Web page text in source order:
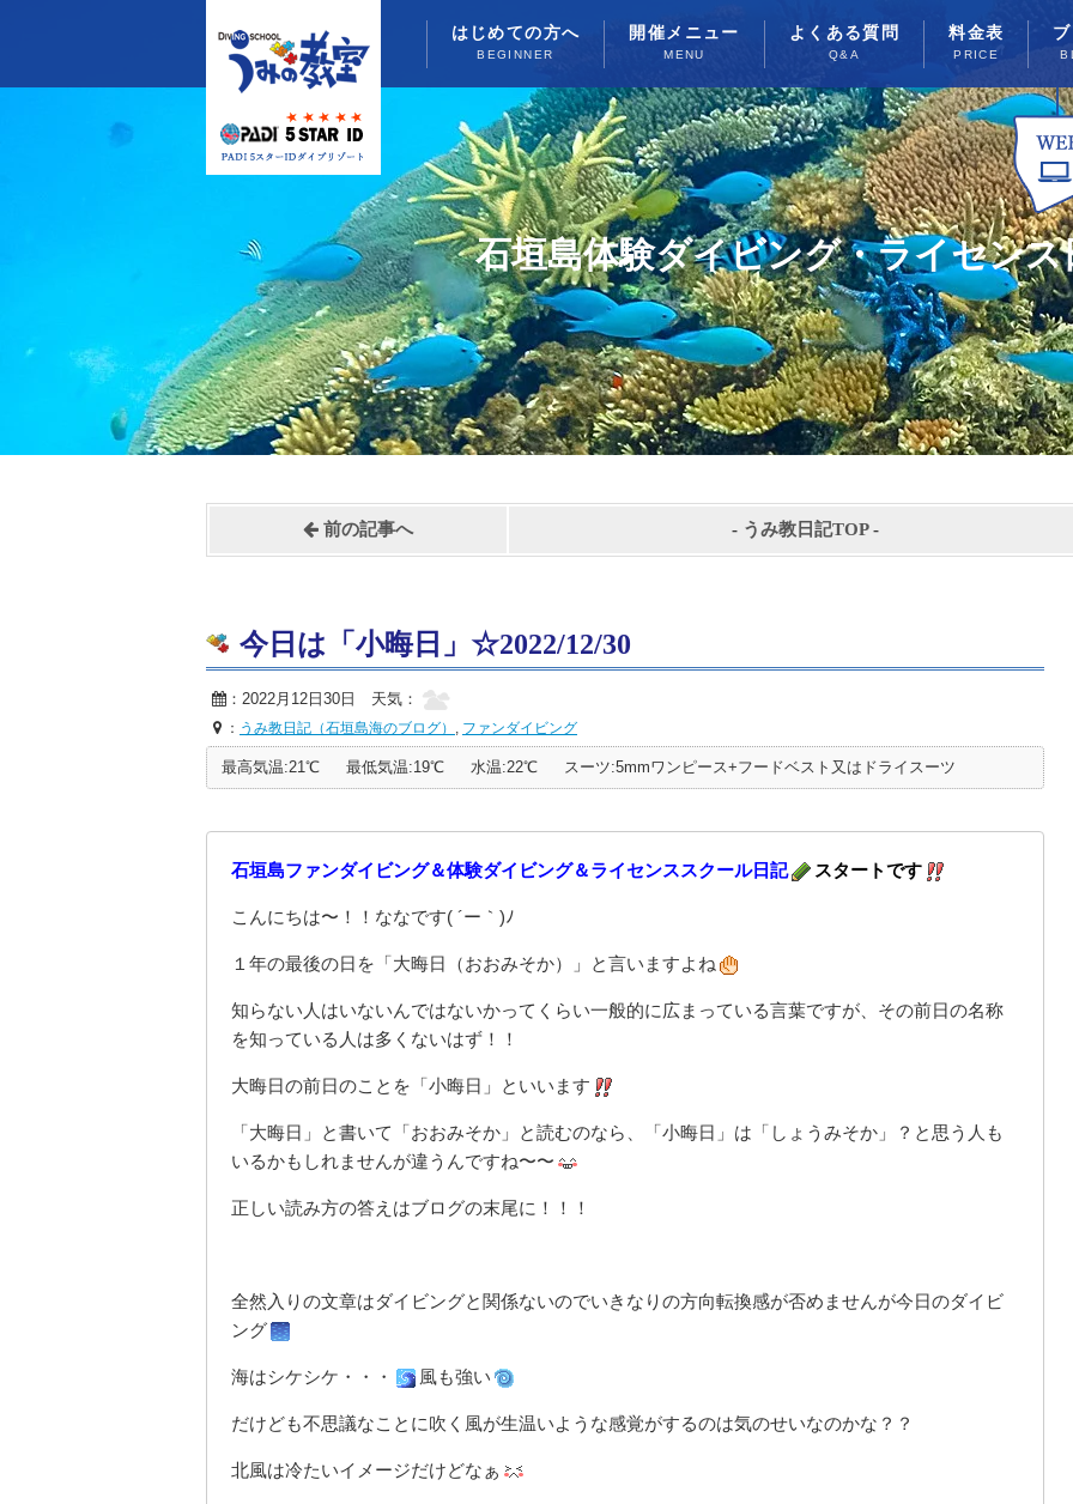
はじめての方へ
BEGINNER
開催メニュー
MENU
よくある質問
Q&A
料金表
PRICE
石垣島体験ダイビング・ライセンス
前の記事へ - うみ教日記TOP-
今日は「小晦日」☆2022/12/30
：2022月12日30日 天気：
： うみ教日記（石垣島海のブログ） , ファンダイビング
最高気温:21℃ 最低気温:19℃ 水温:22℃ スーツ:5mmワンピース+フードベスト又はドライスーツ
石垣島ファンダイビング＆体験ダイビング＆ライセンススクール日記 スタートです
こんにちは〜！！ななです( ´ー｀)ﾉ
１年の最後の日を「大晦日（おおみそか）」と言いますよね
知らない人はいないんではないかってくらい一般的に広まっている言葉ですが、その前日の名称
を知っている人は多くないはず！！
大晦日の前日のことを「小晦日」といいます
「大晦日」と書いて「おおみそか」と読むのなら、「小晦日」は「しょうみそか」？と思う人も
いるかもしれませんが違うんですね〜〜
正しい読み方の答えはブログの末尾に！！！
全然入りの文章はダイビングと関係ないのでいきなりの方向転換感が否めませんが今日のダイビ
ング
海はシケシケ・・・ 風も強い
だけども不思議なことに吹く風が生温いような感覚がするのは気のせいなのかな？？
北風は冷たいイメージだけどなぁ